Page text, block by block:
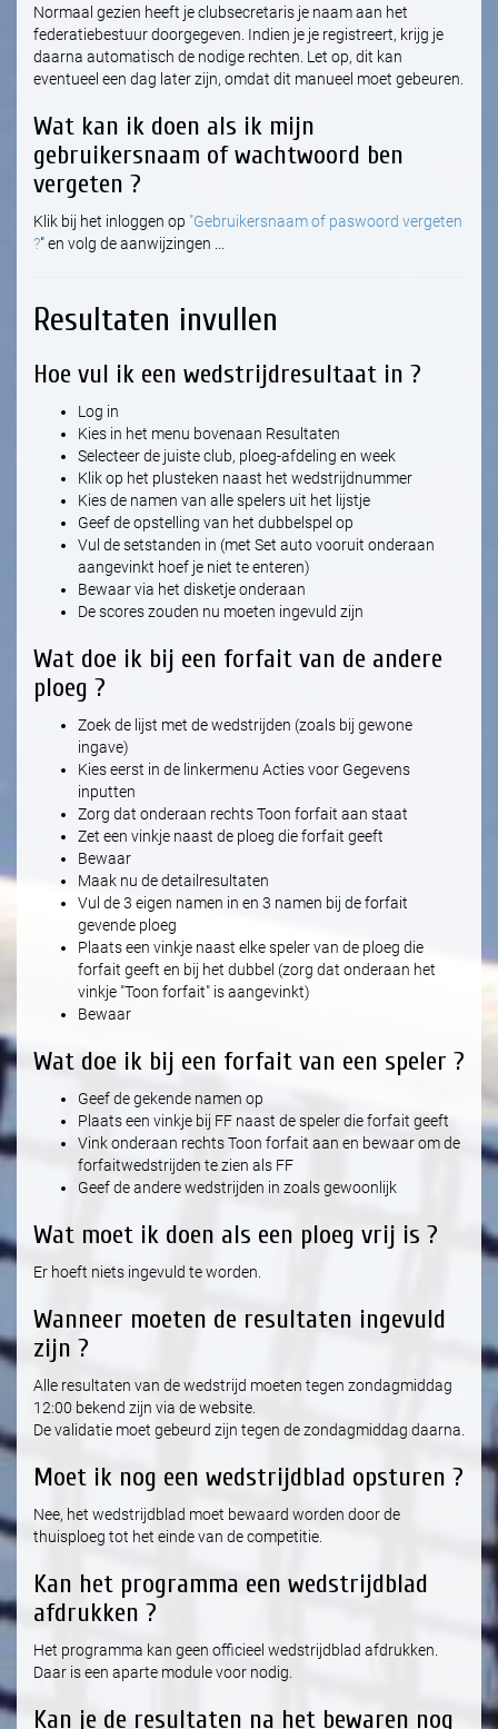
Normaal gezien heeft je clubsecretaris je naam aan het
federatiebestuur doorgegeven. Indien je je registreert, krijg je
daarna automatisch de nodige rechten. Let op, dit kan
eventueel een dag later zijn, omdat dit manueel moet gebeuren.
Wat kan ik doen als ik mijn
gebruikersnaam of wachtwoord ben
vergeten ?
Klik bij het inloggen op "Gebruikersnaam of paswoord vergeten
?" en volg de aanwijzingen ...
Resultaten invullen
Hoe vul ik een wedstrijdresultaat in ?
Log in
Kies in het menu bovenaan Resultaten
Selecteer de juiste club, ploeg-afdeling en week
Klik op het plusteken naast het wedstrijdnummer
Kies de namen van alle spelers uit het lijstje
Geef de opstelling van het dubbelspel op
Vul de setstanden in (met Set auto vooruit onderaan
aangevinkt hoef je niet te enteren)
Bewaar via het disketje onderaan
De scores zouden nu moeten ingevuld zijn
Wat doe ik bij een forfait van de andere
ploeg ?
Zoek de lijst met de wedstrijden (zoals bij gewone
ingave)
Kies eerst in de linkermenu Acties voor Gegevens
inputten
Zorg dat onderaan rechts Toon forfait aan staat
Zet een vinkje naast de ploeg die forfait geeft
Bewaar
Maak nu de detailresultaten
Vul de 3 eigen namen in en 3 namen bij de forfait
gevende ploeg
Plaats een vinkje naast elke speler van de ploeg die
forfait geeft en bij het dubbel (zorg dat onderaan het
vinkje "Toon forfait" is aangevinkt)
Bewaar
Wat doe ik bij een forfait van een speler ?
Geef de gekende namen op
Plaats een vinkje bij FF naast de speler die forfait geeft
Vink onderaan rechts Toon forfait aan en bewaar om de
forfaitwedstrijden te zien als FF
Geef de andere wedstrijden in zoals gewoonlijk
Wat moet ik doen als een ploeg vrij is ?
Er hoeft niets ingevuld te worden.
Wanneer moeten de resultaten ingevuld
zijn ?
Alle resultaten van de wedstrijd moeten tegen zondagmiddag
12:00 bekend zijn via de website.
De validatie moet gebeurd zijn tegen de zondagmiddag daarna.
Moet ik nog een wedstrijdblad opsturen ?
Nee, het wedstrijdblad moet bewaard worden door de
thuisploeg tot het einde van de competitie.
Kan het programma een wedstrijdblad
afdrukken ?
Het programma kan geen officieel wedstrijdblad afdrukken.
Daar is een aparte module voor nodig.
Kan je de resultaten na het bewaren nog